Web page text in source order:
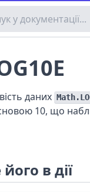
даних
10, що
в дії